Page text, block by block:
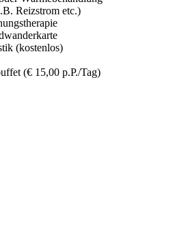
Reizstrom etc.)
(kostenlos)
(€ 15,00 p.P./Tag)